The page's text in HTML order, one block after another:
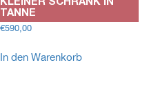
TANNE
€590,00
In den Warenkorb